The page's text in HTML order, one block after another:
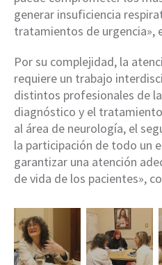
generar insuficiencia
tratamientos de urgencia»,
Por su complejidad, la
requiere un trabajo
distintos profesionales de
diagnóstico y el
al área de neurología, el
la participación de todo un
garantizar una atención
de vida de los pacientes»,